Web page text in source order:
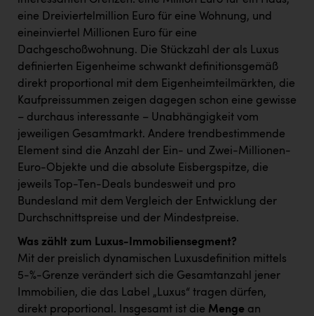
eine Dreiviertelmillion Euro für eine Wohnung, und
eineinviertel Millionen Euro für eine
Dachgeschoßwohnung. Die Stückzahl der als Luxus
definierten Eigenheime schwankt definitionsgemäß
direkt proportional mit dem Eigenheimteilmärkten, die
Kaufpreissummen zeigen dagegen schon eine gewisse
– durchaus interessante – Unabhängigkeit vom
jeweiligen Gesamtmarkt. Andere trendbestimmende
Element sind die Anzahl der Ein- und Zwei-Millionen-
Euro-Objekte und die absolute Eisbergspitze, die
jeweils Top-Ten-Deals bundesweit und pro
Bundesland mit dem Vergleich der Entwicklung der
Durchschnittspreise und der Mindestpreise.
Was zählt zum Luxus-Immobiliensegment?
Mit der preislich dynamischen Luxusdefinition mittels
5-%-Grenze verändert sich die Gesamtanzahl jener
Immobilien, die das Label „Luxus“ tragen dürfen,
direkt proportional. Insgesamt ist die Menge an